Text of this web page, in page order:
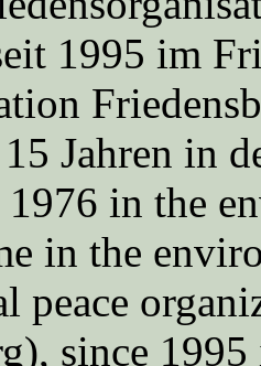
1995 im
Jahren in
1976 in the
in the
peace
since